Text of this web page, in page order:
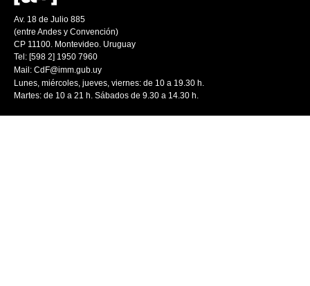
Av. 18 de Julio 885
(entre Andes y Convención)
CP 11100. Montevideo. Uruguay
Tel: [598 2] 1950 7960
Mail: CdF@imm.gub.uy
Lunes, miércoles, jueves, viernes: de 10 a 19.30 h.
Martes: de 10 a 21 h. Sábados de 9.30 a 14.30 h.